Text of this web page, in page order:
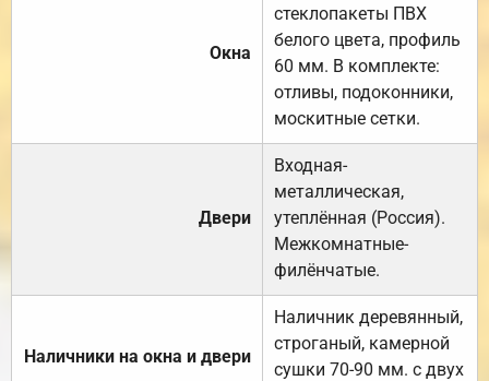
Окна
стеклопакеты ПВХ
белого цвета, профиль
60 мм. В комплекте:
отливы, подоконники,
москитные сетки.
Двери
Входная-
металлическая,
утеплённая (Россия).
Межкомнатные-
филёнчатые.
Наличники на окна и двери
Наличник деревянный,
строганый, камерной
сушки 70-90 мм. с двух